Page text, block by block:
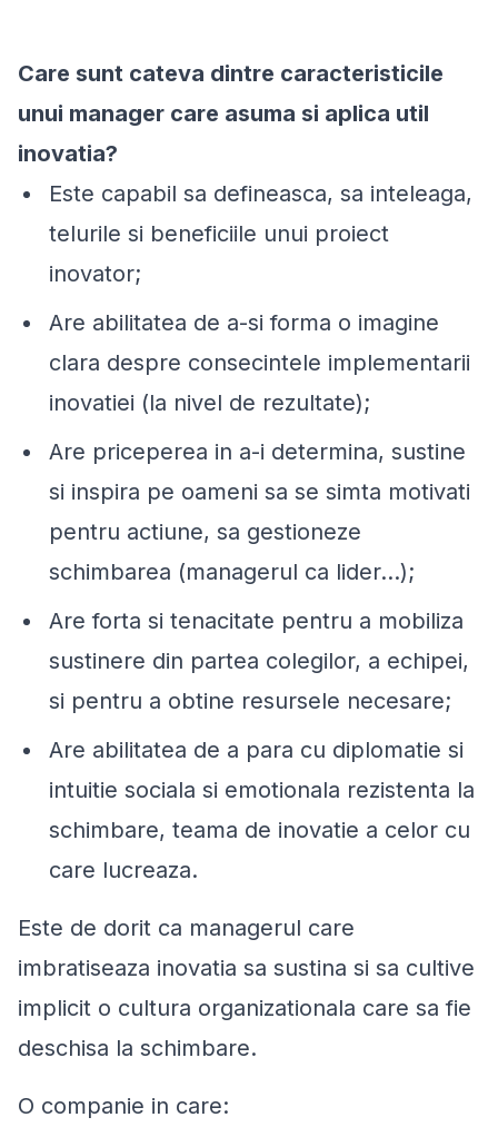
Care sunt cateva dintre caracteristicile
unui manager care asuma si aplica util
inovatia?
Este capabil sa defineasca, sa inteleaga,
telurile si beneficiile unui proiect
inovator;
Are abilitatea de a-si forma o imagine
clara despre consecintele implementarii
inovatiei (la nivel de rezultate);
Are priceperea in a-i determina, sustine
si inspira pe oameni sa se simta motivati
pentru actiune, sa gestioneze
schimbarea (managerul ca lider…);
Are forta si tenacitate pentru a mobiliza
sustinere din partea colegilor, a echipei,
si pentru a obtine resursele necesare;
Are abilitatea de a para cu diplomatie si
intuitie sociala si emotionala rezistenta la
schimbare, teama de inovatie a celor cu
care lucreaza.
Este de dorit ca managerul care
imbratiseaza inovatia sa sustina si sa cultive
implicit o cultura organizationala care sa fie
deschisa la schimbare.
O companie in care: